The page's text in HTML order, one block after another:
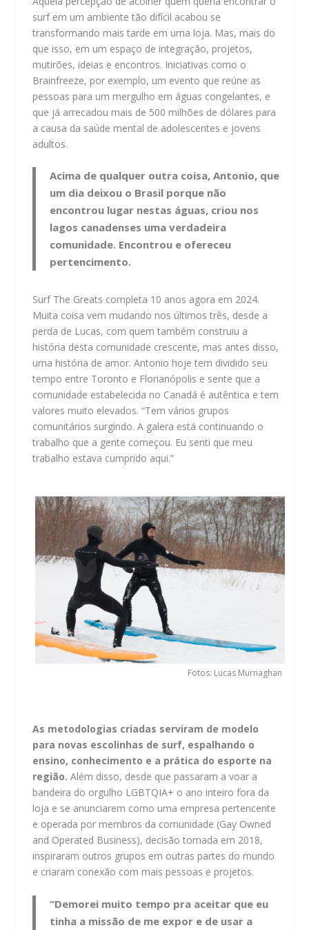
surf em um ambiente tão difícil acabou se
transformando mais tarde em uma loja. Mas, mais do
que isso, em um espaço de integração, projetos,
mutirões, ideias e encontros. Iniciativas como o
Brainfreeze, por exemplo, um evento que reúne as
pessoas para um mergulho em águas congelantes, e
que já arrecadou mais de 500 milhões de dólares para
a causa da saúde mental de adolescentes e jovens
adultos.
Acima de qualquer outra coisa, Antonio, que
um dia deixou o Brasil porque não
encontrou lugar nestas águas, criou nos
lagos canadenses uma verdadeira
comunidade. Encontrou e ofereceu
pertencimento.
Surf The Greats completa 10 anos agora em 2024.
Muita coisa vem mudando nos últimos três, desde a
perda de Lucas, com quem também construiu a
história desta comunidade crescente, mas antes disso,
uma história de amor. Antonio hoje tem dividido seu
tempo entre Toronto e Florianópolis e sente que a
comunidade estabelecida no Canadá é autêntica e tem
valores muito elevados. “Tem vários grupos
comunitários surgindo. A galera está continuando o
trabalho que a gente começou. Eu senti que meu
trabalho estava cumprido aqui.”
Fotos: Lucas Murnaghan
As metodologias criadas serviram de modelo
para novas escolinhas de surf, espalhando o
ensino, conhecimento e a prática do esporte na
região. Além disso, desde que passaram a voar a
bandeira do orgulho LGBTQIA+ o ano inteiro fora da
loja e se anunciarem como uma empresa pertencente
e operada por membros da comunidade (Gay Owned
and Operated Business), decisão tomada em 2018,
inspiraram outros grupos em outras partes do mundo
e criaram conexão com mais pessoas e projetos.
“Demorei muito tempo pra aceitar que eu
tinha a missão de me expor e de usar a